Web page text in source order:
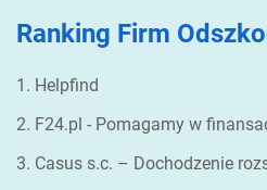
Ranking Firm
1. Helpfind
2. F24.pl - Pomagamy w
3. Casus s.c. – Dochodzenie